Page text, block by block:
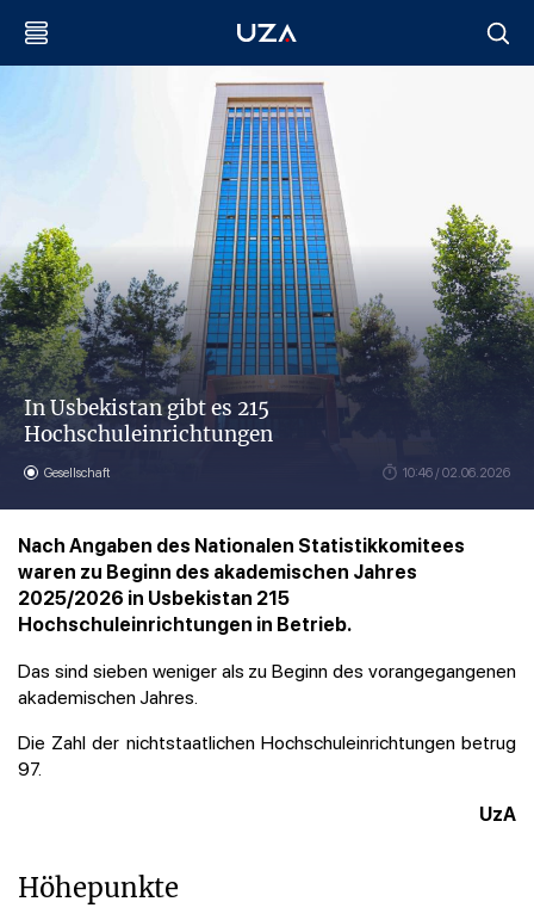
In Usbekistan gibt es 215
Hochschuleinrichtungen
Gesellschaft 10:46 / 02.06.2026
Nach Angaben des Nationalen Statistikkomitees
waren zu Beginn des akademischen Jahres
2025/2026 in Usbekistan 215
Hochschuleinrichtungen in Betrieb.
Das sind sieben weniger als zu Beginn des vorangegangenen
akademischen Jahres.
Die Zahl der nichtstaatlichen Hochschuleinrichtungen betrug
97.
UzA
Höhepunkte